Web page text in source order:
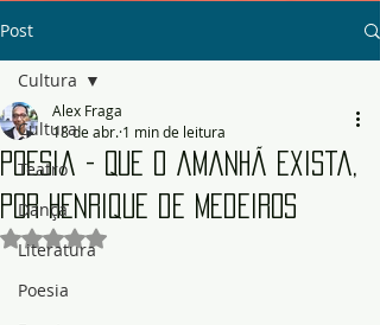
Post
Cultura
Teatro
Dança
Literatura
Poesia
Cultura
Poesia - Que o amanhã exista,
por Henrique de Medeiros
Alex Fraga
18 de abr. 1 min de leitura
Avaliado com NaN de 5 estrelas.